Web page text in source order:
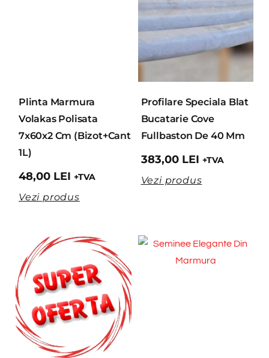
Plinta Marmura
Volakas Polisata
7x60x2 Cm (Bizot+Cant
1L)
48,00 LEI +TVA
Vezi produs
Profilare Speciala Blat
Bucatarie Cove
Fullbaston De 40 Mm
383,00 LEI +TVA
Vezi produs